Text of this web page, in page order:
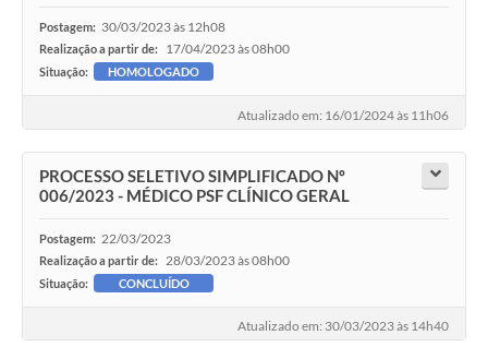
Postagem: 30/03/2023 às 12h08
Realização a partir de: 17/04/2023 às 08h00
Situação: HOMOLOGADO
Atualizado em: 16/01/2024 às 11h06
PROCESSO SELETIVO SIMPLIFICADO Nº
006/2023 - MÉDICO PSF CLÍNICO GERAL
Postagem: 22/03/2023
Realização a partir de: 28/03/2023 às 08h00
Situação: CONCLUÍDO
Atualizado em: 30/03/2023 às 14h40